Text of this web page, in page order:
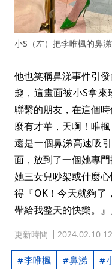
小S（左）把李唯楓的鼻
他也笑稱鼻涕事件引
趣，這畫面被小S拿
聯繫的朋友，在這個
麼有才華，天啊！唯
還是一個鼻涕高速吸
面，放到了一個她專
她三女兒吵架或什麼
得『OK！今天就夠了
帶給我整天的快樂。』
更新時間 2024.02.10
李唯楓 鼻涕